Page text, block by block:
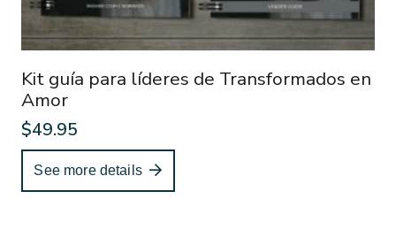
Kit guía para líderes de Transformados en
Amor
$49.95
See more details